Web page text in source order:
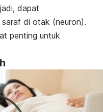
dapat
di otak (neuron).
penting untuk